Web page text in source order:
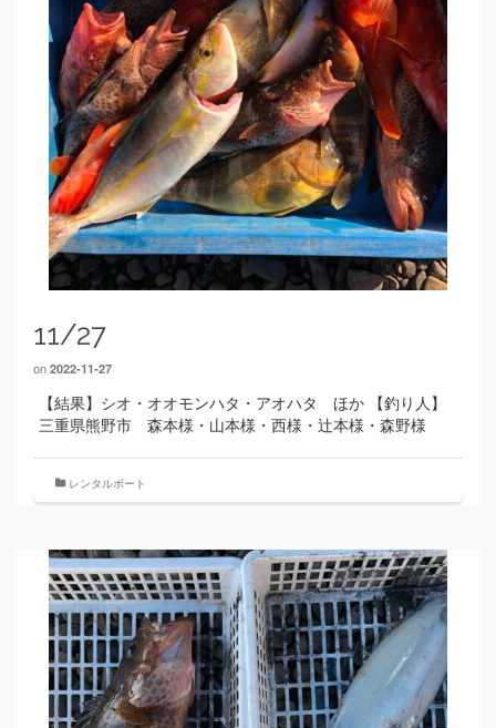
11/27
on 2022-11-27
【結果】シオ・オオモンハタ・アオハタ ほか 【釣り人】
三重県熊野市 森本様・山本様・西様・辻本様・森野様
レンタルボート